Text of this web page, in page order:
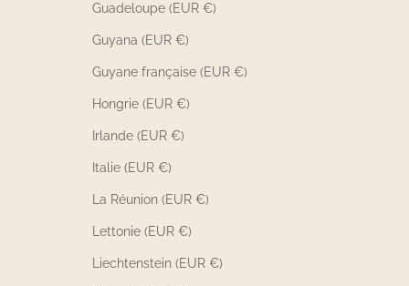
Guadeloupe (EUR €)
Guyana (EUR €)
Guyane française (EUR €)
Hongrie (EUR €)
Irlande (EUR €)
Italie (EUR €)
La Réunion (EUR €)
Lettonie (EUR €)
Liechtenstein (EUR €)